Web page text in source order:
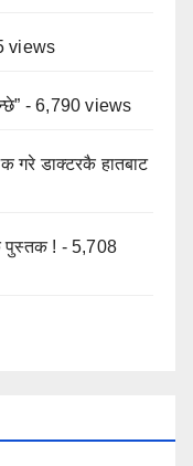
views
- 6,790 views
गरे डाक्टरकै हातबाट
पुस्तक ! - 5,708